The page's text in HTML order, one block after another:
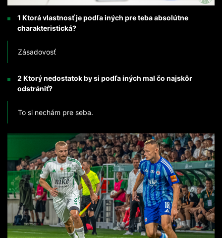
1 Ktorá vlastnosť je podľa iných pre teba absolútne
charakteristická?
Zásadovosť
2 Ktorý nedostatok by si podľa iných mal čo najskôr
odstrániť?
To si nechám pre seba.